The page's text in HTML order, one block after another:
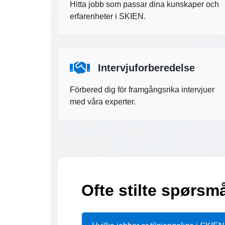
Hitta jobb som passar dina kunskaper och
erfarenheter i SKIEN.
Intervjuforberedelse
Förbered dig för framgångsrika intervjuer
med våra experter.
Ofte stilte